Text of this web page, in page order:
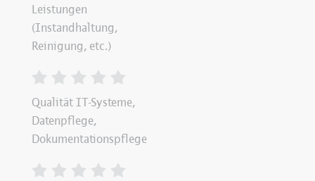
Leistungen
(Instandhaltung,
Reinigung, etc.)
Qualität IT-Systeme,
Datenpflege,
Dokumentationspflege